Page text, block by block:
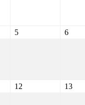
5 6
12 13